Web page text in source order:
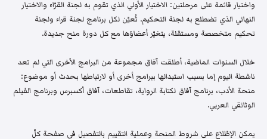
واختيار قائمة على مرحلتين: الاختيار الأولي الذي تقوم به لجنة القرّاء والاختيار
النهائي الذي تضطلع به لجنة التحكيم. تُعيّن لكل برنامج لجنة قراء ولجنة
تحكيم متخصصة ومستقلة، يتغيّر أعضاؤها مع كل دورة منح جديدة.
خلال السنوات الماضية، أطلقت آفاق مجموعة من البرامج الأخرى التي لم تعد
ناشطة اليوم إما بسبب استبدالها ببرامج أخرى أو لارتباطها بحدث أو موضوع:
منحة الأدب، برنامج آفاق لكتابة الرواية، تقاطعات، آفاق أكسبرس وبرنامج الفيلم
الوثائقي العربي.
يمكن الإطّلاع على شروط المنحة وعملية التقييم بالتفصيل في صفحة كلّ